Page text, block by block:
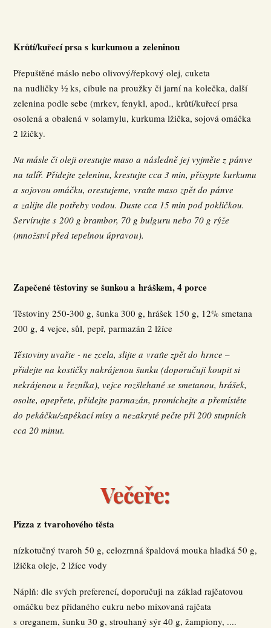
Krůtí/kuřecí prsa s kurkumou a zeleninou
Přepuštěné máslo nebo olivový/řepkový olej, cuketa
na nudličky ½ ks, cibule na proužky či jarní na kolečka, další
zelenina podle sebe (mrkev, fenykl, apod., krůtí/kuřecí prsa
osolená a obalená v solamylu, kurkuma lžička, sojová omáčka
2 lžičky.
Na másle či oleji orestujte maso a následně jej vyjměte z pánve
na talíř. Přidejte zeleninu, krestujte cca 3 min, přisypte kurkumu
a sojovou omáčku, orestujeme, vraťte maso zpět do pánve
a zalijte dle potřeby vodou. Duste cca 15 min pod pokličkou.
Servírujte s 200 g brambor, 70 g bulguru nebo 70 g rýže
(množství před tepelnou úpravou).
Zapečené těstoviny se šunkou a hráškem, 4 porce
Těstoviny 250-300 g, šunka 300 g, hrášek 150 g, 12% smetana
200 g, 4 vejce, sůl, pepř, parmazán 2 lžíce
Těstoviny uvařte - ne zcela, slijte a vraťte zpět do hrnce –
přidejte na kostičky nakrájenou šunku (doporučuji koupit si
nekrájenou u řezníka), vejce rozšlehané se smetanou, hrášek,
osolte, opepřete, přidejte parmazán, promíchejte a přemístěte
do pekáčku/zapékací mísy a nezakryté pečte při 200 stupních
cca 20 minut.
Večeře:
Pizza z tvarohového těsta
nízkotučný tvaroh 50 g, celozrnná špaldová mouka hladká 50 g,
lžička oleje, 2 lžíce vody
Náplň: dle svých preferencí, doporučuji na základ rajčatovou
omáčku bez přidaného cukru nebo mixovaná rajčata
s oreganem, šunku 30 g, strouhaný sýr 40 g, žampiony, ....